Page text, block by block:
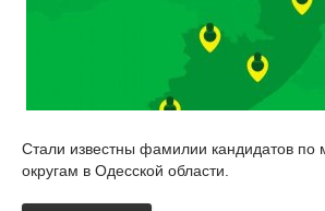
Стали известны фамилии кандидатов по
округам в Одесской области.